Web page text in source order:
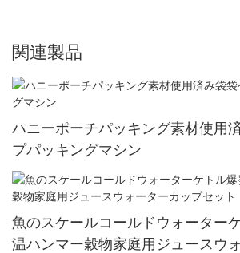
関連製品
ハニーポーチパッキング素材使用
プパッキングマシン
魚のスケールコールドウォーター
温ハンマー穀物家庭用ジュースウ